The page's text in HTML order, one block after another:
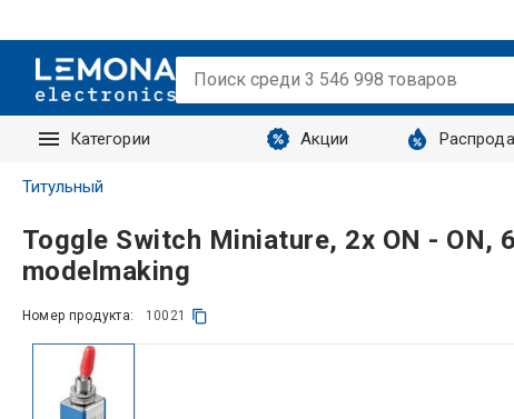
Категории Акции
Запросы
Титульный
Toggle Switch Miniature, 2x ON - ON,
modelmaking
Номер продукта: 10021